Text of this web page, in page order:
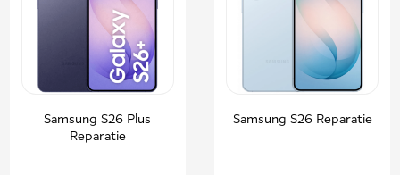
Samsung S26 Plus
Reparatie
Samsung S26 Reparatie